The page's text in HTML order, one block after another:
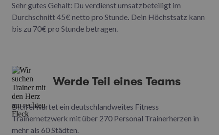
Sehr gutes Gehalt: Du verdienst umsatzbeteiligt im
Durchschnitt 45€ netto pro Stunde. Dein Höchstsatz kann
bis zu 70€ pro Stunde betragen.
Werde Teil eines Teams
Dich erwartet ein deutschlandweites Fitness
Trainernetzwerk mit über 270 Personal Trainerherzen in
mehr als 60 Städten.